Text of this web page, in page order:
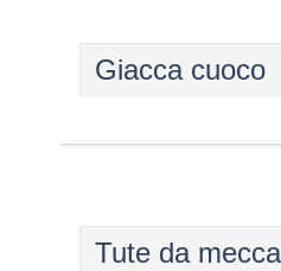
Giacca cuoco
Tute da